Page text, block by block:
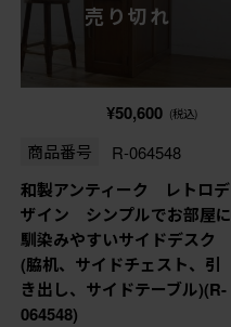
売り切れ
¥50,600 (税込)
商品番号 R-064548
和製アンティーク レトロデ
ザイン シンプルでお部屋に
馴染みやすいサイドデスク
(脇机、サイドチェスト、引
き出し、サイドテーブル)(R-
064548)